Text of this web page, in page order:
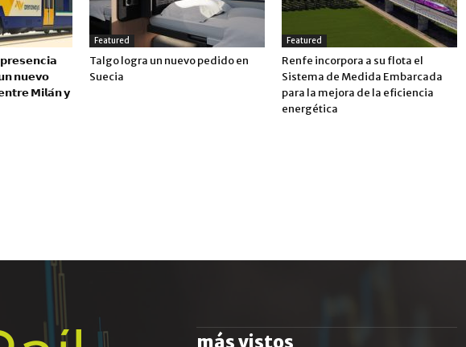
𝗻𝘂𝗲𝘃𝗼
𝗠𝗶𝗹𝗮́𝗻 𝘆
Featured
Talgo logra un nuevo pedido en
Suecia
Featured
Renfe incorpora a su flota el
Sistema de Medida Embarcada
para la mejora de la eficiencia
energética
más vistos